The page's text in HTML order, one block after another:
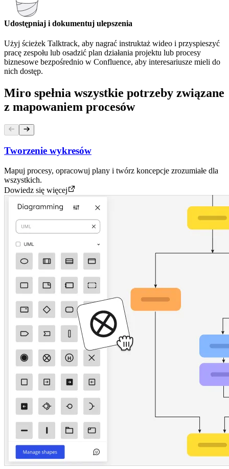
Udostępniaj i dokumentuj ulepszenia
Użyj ścieżek Talktrack, aby nagrać instruktaż wideo i przyspieszyć
pracę zespołu lub osadzić plan działania projektu lub procesy
biznesowe bezpośrednio w Confluence, aby interesariusze mieli do
nich dostęp.
Miro spełnia wszystkie potrzeby związane
z mapowaniem procesów
Tworzenie wykresów
Mapuj procesy, opracowuj plany i twórz koncepcje zrozumiałe dla
wszystkich.
Dowiedz się więcej